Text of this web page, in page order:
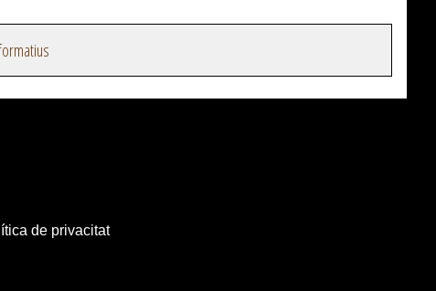
de privacitat